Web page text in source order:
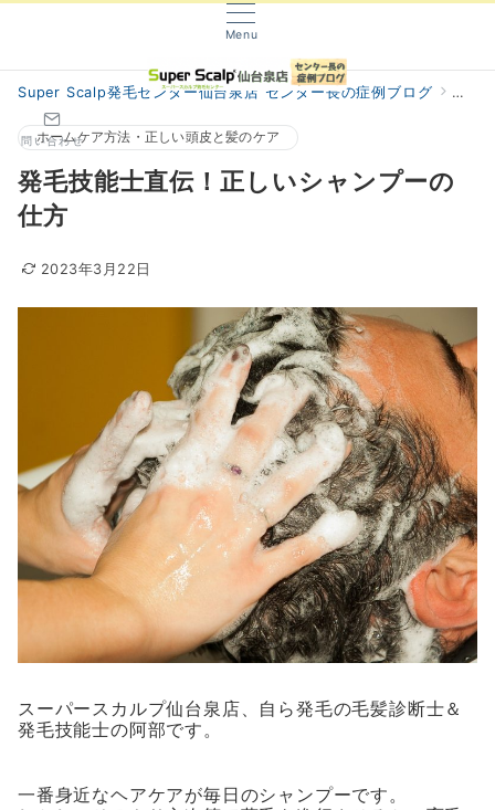
Menu
問い合わせ
Super Scalp発毛センター仙台泉店 センター長の症例ブログ 阿部
ホームケア方法・正しい頭皮と髪のケア
発毛技能士直伝！正しいシャンプーの
仕方
2023年3月22日
スーパースカルプ仙台泉店、自ら発毛の毛髪診断士＆
発毛技能士の阿部です。
一番身近なヘアケアが毎日のシャンプーです。